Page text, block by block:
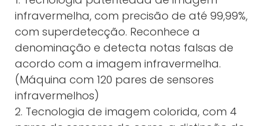
infravermelha, com precisão de até 99,99%,
com superdetecção. Reconhece a
denominação e detecta notas falsas de
acordo com a imagem infravermelha.
(Máquina com 120 pares de sensores
infravermelhos)
2. Tecnologia de imagem colorida, com 4